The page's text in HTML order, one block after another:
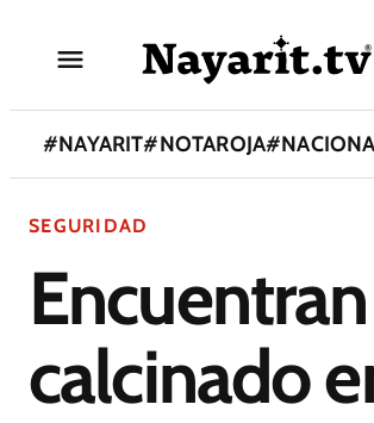
#NAYARIT#NOTAROJA#
SEGURIDAD
calcinado